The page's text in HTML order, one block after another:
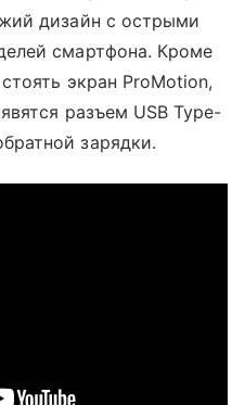
дизайн с острыми
смартфона. Кроме
экран ProMotion,
разъем USB Type-
зарядки.